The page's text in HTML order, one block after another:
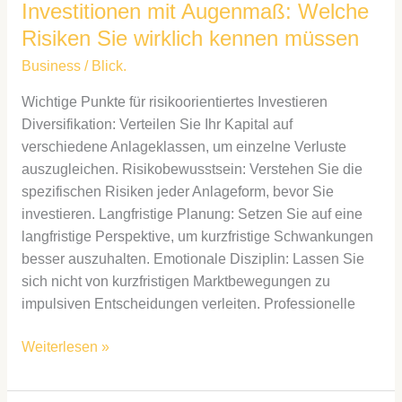
Investitionen mit Augenmaß: Welche
Risiken Sie wirklich kennen müssen
Business/ Blick.
Wichtige Punkte für risikoorientiertes Investieren
Diversifikation: Verteilen Sie Ihr Kapital auf
verschiedene Anlageklassen, um einzelne Verluste
auszugleichen. Risikobewusstsein: Verstehen Sie die
spezifischen Risiken jeder Anlageform, bevor Sie
investieren. Langfristige Planung: Setzen Sie auf eine
langfristige Perspektive, um kurzfristige Schwankungen
besser auszuhalten. Emotionale Disziplin: Lassen Sie
sich nicht von kurzfristigen Marktbewegungen zu
impulsiven Entscheidungen verleiten. Professionelle
Weiterlesen »